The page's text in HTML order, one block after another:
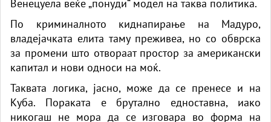
Венецуела веќе „понуди“ модел на таква политика.
По криминалното киднапирање на Мадуро,
владејачката елита таму преживеа, но со обврска
за промени што отвораат простор за американски
капитал и нови односи на моќ.
Таквата логика, јасно, може да се пренесе и на
Куба. Пораката е брутално едноставна, иако
никогаш не мора да се изговара во форма на